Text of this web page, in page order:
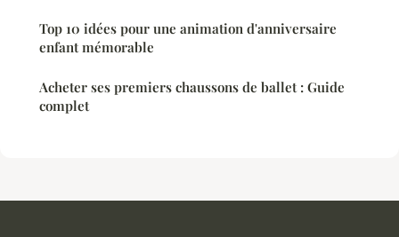
Top 10 idées pour une animation d'anniversaire
enfant mémorable
Acheter ses premiers chaussons de ballet : Guide
complet